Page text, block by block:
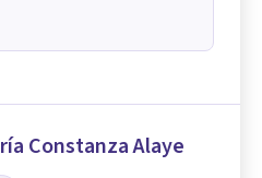
Constanza Alaye